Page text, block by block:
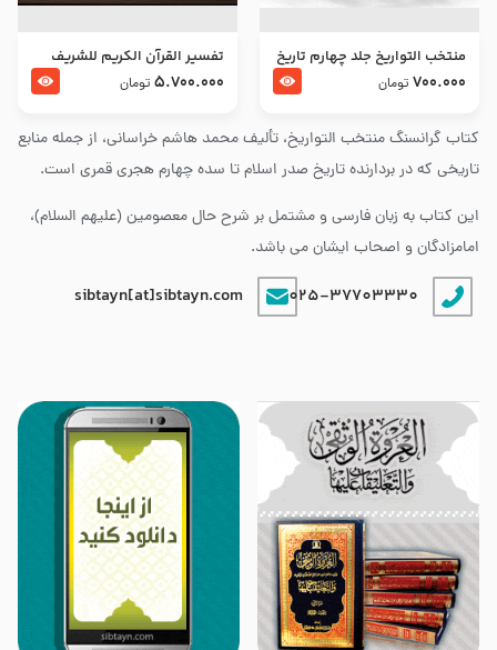
کتاب گرانسنگ منتخب التواريخ، تألیف محمد هاشم خراسانی، از جمله منابع
تاریخی که در بردارنده تاریخ صدر اسلام تا سده چهارم هجری قمری است.
این کتاب به زبان فارسی و مشتمل بر شرح حال معصومین (علیهم السلام)،
امامزادگان و اصحاب ایشان می باشد.
025-37703330
sibtayn[at]sibtayn.com
منتخب التواریخ جلد چهارم تاریخ
امام زین العابدین و امام محمد
700.000 تومان
تفسير القرآن الكريم للشريف
المرتضي قدس سرّه
5.700.000 تومان